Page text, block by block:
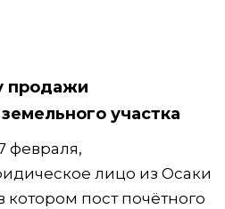
продажи
участка
февраля,
лицо из Осаки
котором пост почётного